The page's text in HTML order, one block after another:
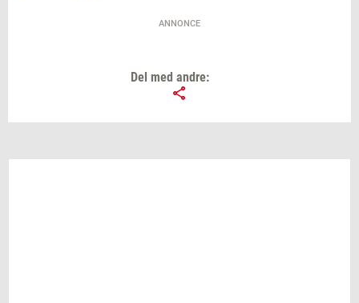
ANNONCE
Del med andre: